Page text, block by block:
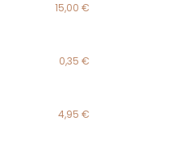
15,00 €
0,35 €
4,95 €